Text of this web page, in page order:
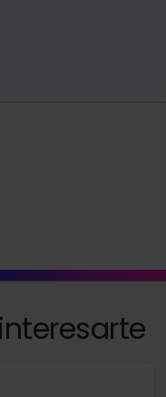
las que sean